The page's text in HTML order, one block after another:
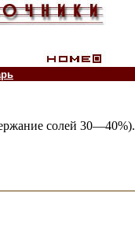
солей 30—40%).